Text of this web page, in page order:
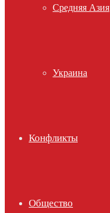
Средняя Азия
Украина
Конфликты
Общество